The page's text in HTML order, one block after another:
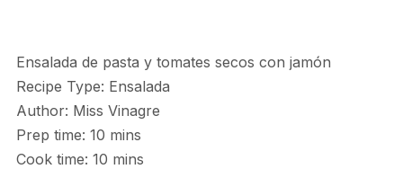
Ensalada de pasta y tomates secos con jamón
Recipe Type: Ensalada
Author: Miss Vinagre
Prep time: 10 mins
Cook time: 10 mins